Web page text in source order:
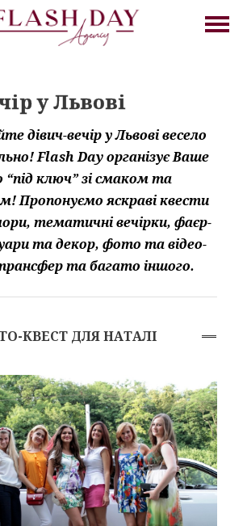
у Львові
дівич-вечір у Львові весело
Flash Day організує Ваше
“під ключ” зі смаком та
Пропонуємо яскраві квести
тематичні вечірки, фаєр-
та декор, фото та відео-
та багато іншого.
КВЕСТ ДЛЯ НАТАЛІ